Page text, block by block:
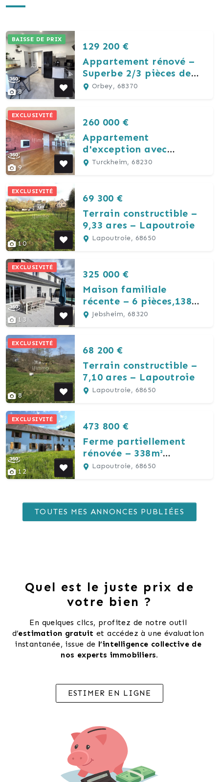
8
BAISSE DE PRIX
129 200 €
Appartement rénové –
Superbe 2/3 pièces de
81,7m²
Orbey, 68370
9
EXCLUSIVITÉ
260 000 €
Appartement
d'exception avec
terrasse de 167 m² et
Turckheim, 68230
10
EXCLUSIVITÉ
69 300 €
Terrain constructible –
9,33 ares – Lapoutroie
Lapoutroie, 68650
13
EXCLUSIVITÉ
325 000 €
Maison familiale
récente – 6 pièces,138m²
- Terrasse 80m² avec
Jebsheim, 68320
8
EXCLUSIVITÉ
68 200 €
Terrain constructible –
7,10 ares – Lapoutroie
Lapoutroie, 68650
12
EXCLUSIVITÉ
473 800 €
Ferme partiellement
rénovée – 338m²
-145,66ares – Cadre
Lapoutroie, 68650
TOUTES MES ANNONCES PUBLIÉES
Quel est le juste prix de
votre bien ?
En quelques clics, profitez de notre outil
d’estimation gratuit et accédez à une évaluation
instantanée, issue de l’intelligence collective de
nos experts immobiliers.
ESTIMER EN LIGNE